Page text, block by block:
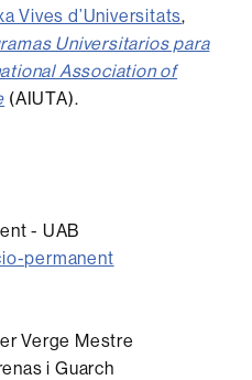
Vives d’Universitats,
Universitarios para
Association of
(AIUTA).
- UAB
permanent
Verge Mestre
i Guarch